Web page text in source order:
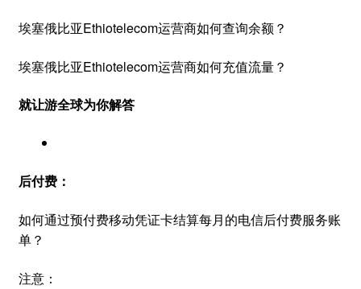
埃塞俄比亚Ethiotelecom运营商如何查询余额？
埃塞俄比亚Ethiotelecom运营商如何充值流量？
就让游全球为你解答
后付费：
如何通过预付费移动凭证卡结算每月的电信后付费服务账
单？
注意：